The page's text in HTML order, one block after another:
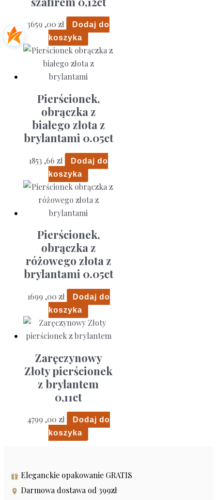
3659 ,00 zł
Dodaj do
koszyka
Pierścionek,
obrączka z
białego złota z
brylantami 0.05ct
1853 ,66 zł
Dodaj do
koszyka
Pierścionek,
obrączka z
różowego złota z
brylantami 0.05ct
1699 ,00 zł
Dodaj do
koszyka
Zaręczynowy
Złoty pierścionek
z brylantem
0,11ct
4799 ,00 zł
Dodaj do
koszyka
Eleganckie opakowanie GRATIS
Darmowa dostawa od 399zł